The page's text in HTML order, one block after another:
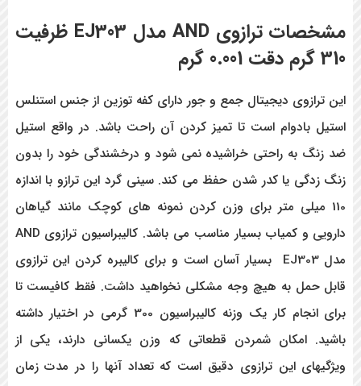
مشخصاتترازوی AND مدل EJ303 ظرفیت
310 گرم دقت 0.001 گرم
این ترازوی دیجیتال جمع و جور دارای کفه توزین از جنس استنلس
استیل بادوام است تا تمیز کردن آن راحت باشد. در واقع استیل
ضد زنگ به راحتی خراشیده نمی شود و درخشندگی خود را بدون
زنگ زدگی یا کدر شدن حفظ می کند. سینی گرد این ترازو با اندازه
110 میلی متر برای وزن کردن نمونه های کوچک مانند گیاهان
دارویی و کمیاب بسیار مناسب می باشد. کالیبراسیون ترازوی AND
مدل EJ303 بسیار آسان است و برای کالیبره کردن این ترازوی
قابل حمل به هیچ وجه مشکلی نخواهید داشت. فقط کافیست تا
برای انجام کار یک وزنه کالیبراسیون 300 گرمی در اختیار داشته
باشید. امکان شمردن قطعاتی که وزن یکسانی دارند، یکی از
ویژگیهای این ترازوی دقیق است که تعداد آنها را در مدت زمان